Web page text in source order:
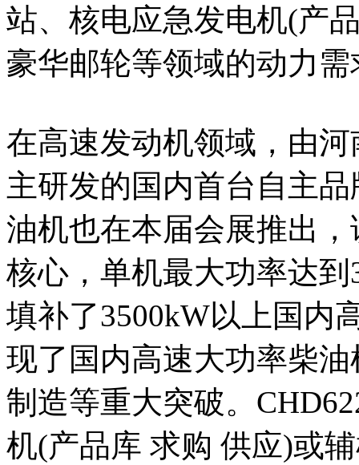
站、核电应急发电机(产
豪华邮轮等领域的动力需
在高速发动机领域，由
主研发的国内首台自主
油机也在本届会展推出
核心，单机最大功率达
填补了3500kW以上国内
现了国内高速大功率柴
制造等重大突破。
机(产品库 求购 供应)或